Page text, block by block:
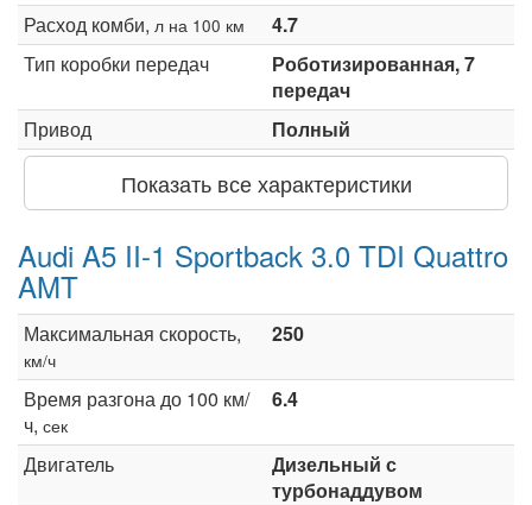
Расход комби, л на 100 км
4.7
Тип коробки передач
Роботизированная, 7
передач
Привод
Полный
Показать все характеристики
Audi A5 II-1 Sportback 3.0 TDI Quattro
AMT
Максимальная скорость,
км/ч
250
Время разгона до 100 км/
ч, сек
6.4
Двигатель
Дизельный с
турбонаддувом